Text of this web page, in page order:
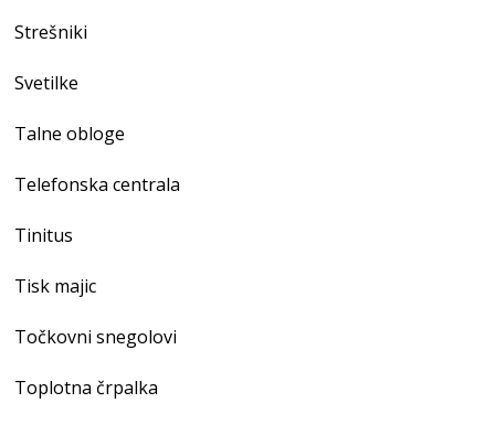
Strešniki
Svetilke
Talne obloge
Telefonska centrala
Tinitus
Tisk majic
Točkovni snegolovi
Toplotna črpalka